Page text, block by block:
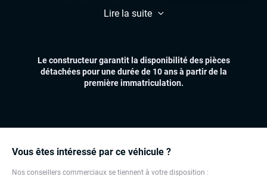
Vous êtes intéressé par ce véhicule ?
Nos conseillers commerciaux se tiennent à votre disposition :
Régulateur et limiteur de vitesse
Climatisation automatique multizones
Essuie-glaces automatiques
Carplay (Apple carplay, Android auto, MirrorLink, système
Lire la suite
Le constructeur garantit la disponibilité des pièces
détachées pour une durée de 10 ans à partir de la
première immatriculation.